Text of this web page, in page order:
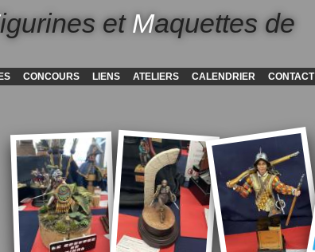
igurines et Maquettes de
CONCOURS LIENS ATELIERS CALENDRIER CONTACT